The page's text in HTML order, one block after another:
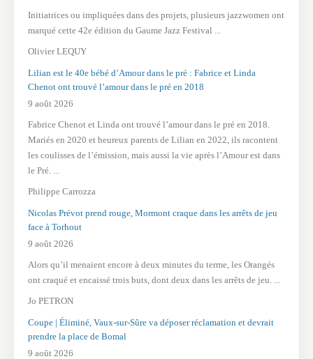
Initiatrices ou impliquées dans des projets, plusieurs jazzwomen ont
marqué cette 42e édition du Gaume Jazz Festival ...
Olivier LEQUY
Lilian est le 40e bébé d’Amour dans le pré : Fabrice et Linda
Chenot ont trouvé l’amour dans le pré en 2018
9 août 2026
Fabrice Chenot et Linda ont trouvé l’amour dans le pré en 2018.
Mariés en 2020 et heureux parents de Lilian en 2022, ils racontent
les coulisses de l’émission, mais aussi la vie après l’Amour est dans
le Pré. ...
Philippe Carrozza
Nicolas Prévot prend rouge, Mormont craque dans les arrêts de jeu
face à Torhout
9 août 2026
Alors qu’il menaient encore à deux minutes du terme, les Orangés
ont craqué et encaissé trois buts, dont deux dans les arrêts de jeu. ...
Jo PETRON
Coupe | Éliminé, Vaux-sur-Sûre va déposer réclamation et devrait
prendre la place de Bomal
9 août 2026